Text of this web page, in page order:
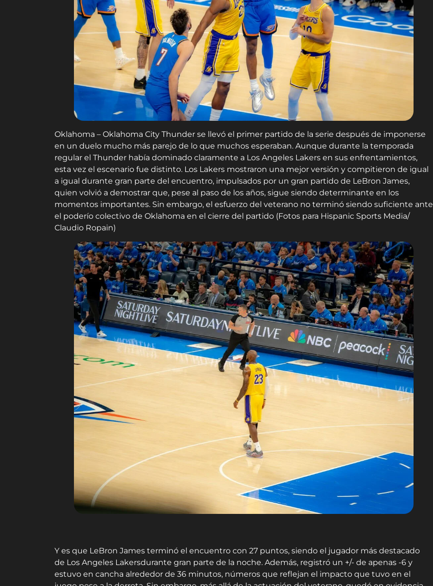
Oklahoma – Oklahoma City Thunder se llevó el primer partido de la serie después de imponerse
en un duelo mucho más parejo de lo que muchos esperaban. Aunque durante la temporada
regular el Thunder había dominado claramente a Los Angeles Lakers en sus enfrentamientos,
esta vez el escenario fue distinto. Los Lakers mostraron una mejor versión y compitieron de igual
a igual durante gran parte del encuentro, impulsados por un gran partido de LeBron James,
quien volvió a demostrar que, pese al paso de los años, sigue siendo determinante en los
momentos importantes. Sin embargo, el esfuerzo del veterano no terminó siendo suficiente ante
el poderío colectivo de Oklahoma en el cierre del partido (Fotos para Hispanic Sports Media/
Claudio Ropain)
Y es que LeBron James terminó el encuentro con 27 puntos, siendo el jugador más destacado
de Los Angeles Lakersdurante gran parte de la noche. Además, registró un +/- de apenas -6 y
estuvo en cancha alrededor de 36 minutos, números que reflejan el impacto que tuvo en el